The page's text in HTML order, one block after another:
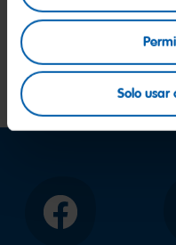
Solo usar
DIY Árbol de
Descargar​ (2,8
Facebook